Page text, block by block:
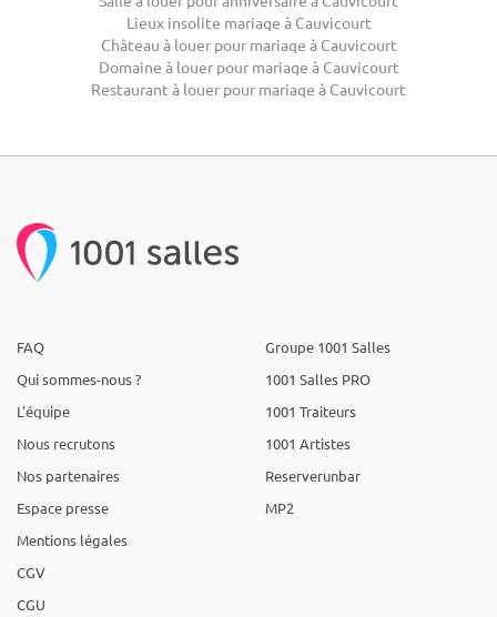
Lieux insolite mariage à Cauvicourt
Château à louer pour mariage à Cauvicourt
Domaine à louer pour mariage à Cauvicourt
Restaurant à louer pour mariage à Cauvicourt
FAQ
Qui sommes-nous ?
L'équipe
Nous recrutons
Nos partenaires
Espace presse
Mentions légales
CGV
CGU
Groupe 1001 Salles
1001 Salles PRO
1001 Traiteurs
1001 Artistes
Reserverunbar
MP2